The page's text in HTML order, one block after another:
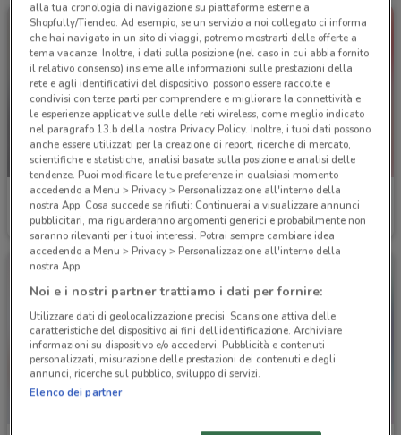
NUOVO
JYSK
Scade mercoledì 19.9 km
Arcaplanet
Scade il 16/08 8.5 km
alla tua cronologia di navigazione su piattaforme esterne a
Shopfully/Tiendeo. Ad esempio, se un servizio a noi collegato ci informa
che hai navigato in un sito di viaggi, potremo mostrarti delle offerte a
tema vacanze. Inoltre, i dati sulla posizione (nel caso in cui abbia fornito
il relativo consenso) insieme alle informazioni sulle prestazioni della
rete e agli identificativi del dispositivo, possono essere raccolte e
condivisi con terze parti per comprendere e migliorare la connettività e
le esperienze applicative sulle delle reti wireless, come meglio indicato
nel paragrafo 13.b della nostra Privacy Policy. Inoltre, i tuoi dati possono
anche essere utilizzati per la creazione di report, ricerche di mercato,
scientifiche e statistiche, analisi basate sulla posizione e analisi delle
tendenze. Puoi modificare le tue preferenze in qualsiasi momento
accedendo a Menu > Privacy > Personalizzazione all'interno della
nostra App. Cosa succede se rifiuti: Continuerai a visualizzare annunci
pubblicitari, ma riguarderanno argomenti generici e probabilmente non
saranno rilevanti per i tuoi interessi. Potrai sempre cambiare idea
accedendo a Menu > Privacy > Personalizzazione all'interno della
nostra App.
Noi e i nostri partner trattiamo i dati per fornire:
Utilizzare dati di geolocalizzazione precisi. Scansione attiva delle
caratteristiche del dispositivo ai fini dell’identificazione. Archiviare
informazioni su dispositivo e/o accedervi. Pubblicità e contenuti
personalizzati, misurazione delle prestazioni dei contenuti e degli
annunci, ricerche sul pubblico, sviluppo di servizi.
Elenco dei partner